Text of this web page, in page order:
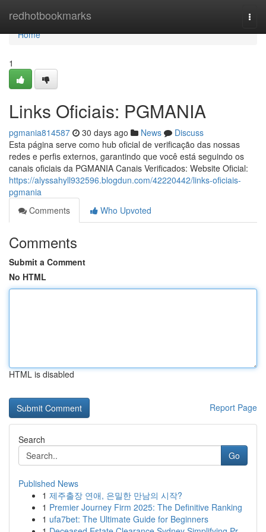
redhotbookmarks
Home
Home
1
Links Oficiais: PGMANIA
pgmania814587 30 days ago News
Discuss
Esta página serve como hub oficial de verificação das nossas
redes e perfis externos, garantindo que você está seguindo os
canais oficiais da PGMANIA Canais Verificados: Website Oficial:
https://alyssahyll932596.blogdun.com/42220442/links-oficiais-
pgmania
Comments
Who Upvoted
Comments
Submit a Comment
No HTML
HTML is disabled
Report Page
Search
Go
Published News
1 제주출장 연애, 은밀한 만남의 시작?
1 Premier Journey Firm 2025: The Definitive Ranking
1 ufa7bet: The Ultimate Guide for Beginners